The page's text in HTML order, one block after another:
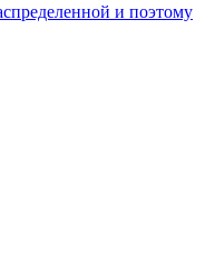
и поэтому